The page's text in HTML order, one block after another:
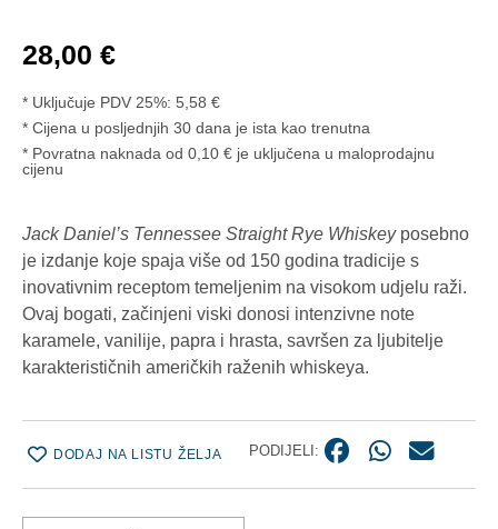
28,00 €
* Uključuje PDV 25%: 5,58 €
Cijena u posljednjih 30 dana je ista kao trenutna
* Povratna naknada od 0,10 € je uključena u maloprodajnu
cijenu
Jack Daniel’s Tennessee Straight Rye Whiskeyposebno
je izdanje koje spaja više od 150 godina tradicije s
inovativnim receptom temeljenim na visokom udjelu raži.
Ovaj bogati, začinjeni viski donosi intenzivne note
karamele, vanilije, papra i hrasta, savršen za ljubitelje
karakterističnih američkih raženih whiskeya.
DODAJ NA LISTU ŽELJA PODIJELI: